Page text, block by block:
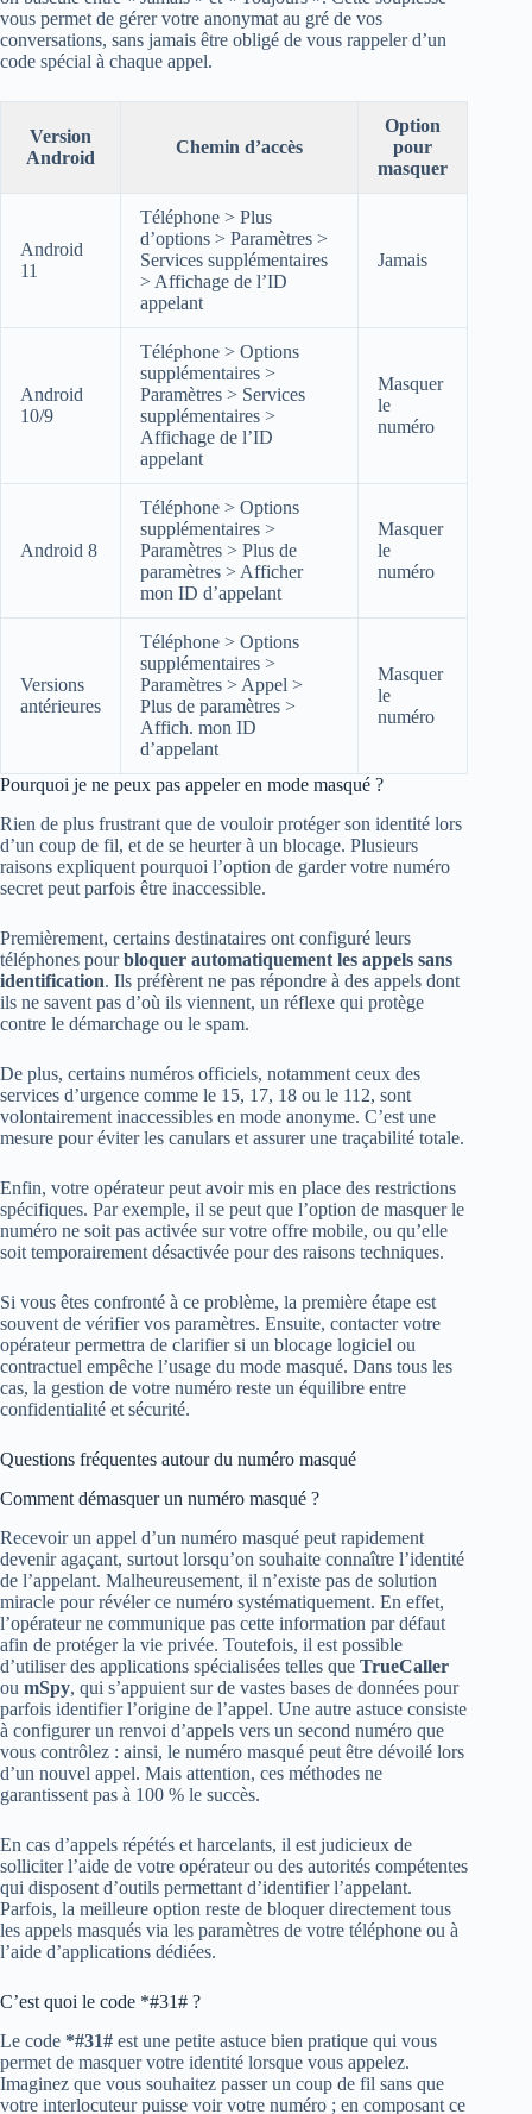
vous permet de gérer votre anonymat au gré de vos
conversations, sans jamais être obligé de vous rappeler d’un
code spécial à chaque appel.
Version
Android
Chemin d’accès
Option
pour
masquer
Android
11
Téléphone > Plus
d’options > Paramètres >
Services supplémentaires
> Affichage de l’ID
appelant
Jamais
Android
10/9
Téléphone > Options
supplémentaires >
Paramètres > Services
supplémentaires >
Affichage de l’ID
appelant
Masquer
le
numéro
Android 8
Téléphone > Options
supplémentaires >
Paramètres > Plus de
paramètres > Afficher
mon ID d’appelant
Masquer
le
numéro
Versions
antérieures
Téléphone > Options
supplémentaires >
Paramètres > Appel >
Plus de paramètres >
Affich. mon ID
d’appelant
Masquer
le
numéro
Pourquoi je ne peux pas appeler en mode masqué ?
Rien de plus frustrant que de vouloir protéger son identité lors
d’un coup de fil, et de se heurter à un blocage. Plusieurs
raisons expliquent pourquoi l’option de garder votre numéro
secret peut parfois être inaccessible.
Premièrement, certains destinataires ont configuré leurs
téléphones pourbloquer automatiquement les appels sans
identification. Ils préfèrent ne pas répondre à des appels dont
ils ne savent pas d’où ils viennent, un réflexe qui protège
contre le démarchage ou le spam.
De plus, certains numéros officiels, notamment ceux des
services d’urgence comme le 15, 17, 18 ou le 112, sont
volontairement inaccessibles en mode anonyme. C’est une
mesure pour éviter les canulars et assurer une traçabilité totale.
Enfin, votre opérateur peut avoir mis en place des restrictions
spécifiques. Par exemple, il se peut que l’option de masquer le
numéro ne soit pas activée sur votre offre mobile, ou qu’elle
soit temporairement désactivée pour des raisons techniques.
Si vous êtes confronté à ce problème, la première étape est
souvent de vérifier vos paramètres. Ensuite, contacter votre
opérateur permettra de clarifier si un blocage logiciel ou
contractuel empêche l’usage du mode masqué. Dans tous les
cas, la gestion de votre numéro reste un équilibre entre
confidentialité et sécurité.
Questions fréquentes autour du numéro masqué
Comment démasquer un numéro masqué ?
Recevoir un appel d’un numéro masqué peut rapidement
devenir agaçant, surtout lorsqu’on souhaite connaître l’identité
de l’appelant. Malheureusement, il n’existe pas de solution
miracle pour révéler ce numéro systématiquement. En effet,
l’opérateur ne communique pas cette information par défaut
afin de protéger la vie privée. Toutefois, il est possible
d’utiliser des applications spécialisées telles que TrueCaller
ou mSpy, qui s’appuient sur de vastes bases de données pour
parfois identifier l’origine de l’appel. Une autre astuce consiste
à configurer un renvoi d’appels vers un second numéro que
vous contrôlez : ainsi, le numéro masqué peut être dévoilé lors
d’un nouvel appel. Mais attention, ces méthodes ne
garantissent pas à 100 % le succès.
En cas d’appels répétés et harcelants, il est judicieux de
solliciter l’aide de votre opérateur ou des autorités compétentes
qui disposent d’outils permettant d’identifier l’appelant.
Parfois, la meilleure option reste de bloquer directement tous
les appels masqués via les paramètres de votre téléphone ou à
l’aide d’applications dédiées.
C’est quoi le code *#31# ?
Le code *#31# est une petite astuce bien pratique qui vous
permet de masquer votre identité lorsque vous appelez.
Imaginez que vous souhaitez passer un coup de fil sans que
votre interlocuteur puisse voir votre numéro ; en composant ce